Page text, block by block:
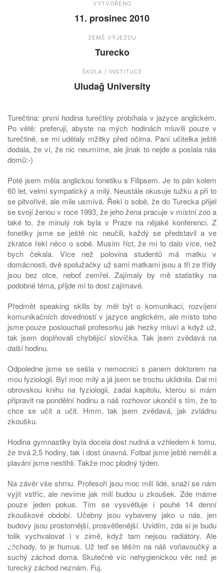
VYTVOŘENO
11. prosinec 2010
ZEMĚ VÝJEZDU
Turecko
ŠKOLA / INSTITUCE
Uludağ University
Turečtina: první hodina turečtiny probíhala v jazyce anglickém.
Po větě: preferuji, abyste na mých hodinách mluvili pouze v
turečtině, se mi udělaly mžitky před očima. Paní učitelka ještě
dodala, že ví, že nic neumíme, ale jinak to nejde a poslala nás
domů:-)
Poté jsem měla anglickou fonetiku s Filipsem. Je to pán kolem
60 let, velmi sympatický a milý. Neustále okusuje tužku a při to
se pitvořivě, ale mile usmívá. Řekl o sobě, že do Turecka přijel
se svojí ženou v roce 1993, že jeho žena pracuje v místní zoo a
také to, že minulý rok byla v Praze na nějaké konferenci. Z
fonetiky jsme se ještě nic neučili, každý se představil a ve
zkratce řekl něco o sobě. Musím říct, že mi to dalo více, než
bych čekala. Více než polovina studentů má matku v
domácnosti, dvě spolužačky už sami matkami jsou a tři ze třídy
jsou bez otce, neboť zemřel. Zajímaly by mě statistiky na
podobné téma, přijde mi to dost zajímavé.
Předmět speaking skills by měl být o komunikaci, rozvíjení
komunikačních dovedností v jazyce anglickém, ale místo toho
jsme pouze poslouchali profesorku jak hezky mluví a když už,
tak jsem doplňovali chybějící slovíčka. Tak jsem zvědavá na
další hodinu.
Odpoledne jsme se sešla v nemocnici s panem doktorem na
mou fyziologii. Byl moc milý a já jsem se trochu uklidnila. Dal mi
obrovskou knihu na fyziologii, zadal kapitolu, kterou si mám
připravit na pondělní hodinu a náš rozhovor ukončil s tím, že to
chce se učit a učit. Hmm, tak jsem zvědavá, jak zvládnu
zkoušku.
Hodina gymnastiky byla docela dost nudná a vzhledem k tomu,
že trvá 2,5 hodiny, tak i dost únavná. Fotbal jsme ještě neměli a
plavání jsme nestihli. Takže moc plodný týden.
Na závěr vše shrnu. Profesoři jsou moc milí lidé, snaží se nám
vyjít vstříc, ale nevíme jak milí budou u zkoušek. Zde máme
pouze jeden pokus. Tím se vysvětluje i pouhé 14 denní
zkouškové období. Učebny jsou vybaveny jako u nás, jen
budovy jsou prostornější, prosvětlenější. Uvidím, zda si je budu
tolik vychvalovat i v zimě, když tam nejsou radiátory. Ale
záchody, to je humus. Už teď se těším na náš voňavoučký a
suchý záchod doma. Skutečně víc nehygienickou věc než je
turecký záchod neznám. Fuj.